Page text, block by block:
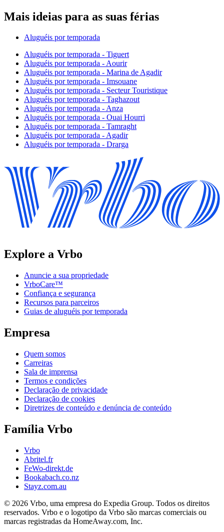
Mais ideias para as suas férias
Aluguéis por temporada
Aluguéis por temporada - Tiguert
Aluguéis por temporada - Aourir
Aluguéis por temporada - Marina de Agadir
Aluguéis por temporada - Imsouane
Aluguéis por temporada - Secteur Touristique
Aluguéis por temporada - Taghazout
Aluguéis por temporada - Anza
Aluguéis por temporada - Ouai Hourri
Aluguéis por temporada - Tamraght
Aluguéis por temporada - Agadir
Aluguéis por temporada - Drarga
Explore a Vrbo
Anuncie a sua propriedade
VrboCare™
Confiança e segurança
Recursos para parceiros
Guias de aluguéis por temporada
Empresa
Quem somos
Carreiras
Sala de imprensa
Termos e condições
Declaração de privacidade
Declaração de cookies
Diretrizes de conteúdo e denúncia de conteúdo
Família Vrbo
Vrbo
Abritel.fr
FeWo-direkt.de
Bookabach.co.nz
Stayz.com.au
© 2026 Vrbo, uma empresa do Expedia Group. Todos os direitos
reservados. Vrbo e o logotipo da Vrbo são marcas comerciais ou
marcas registradas da HomeAway.com, Inc.